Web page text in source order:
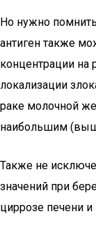
Но нужно
антиген также
концентрации на
локализации
раке молочной
наибольшим
Также не
значений при
циррозе печени и